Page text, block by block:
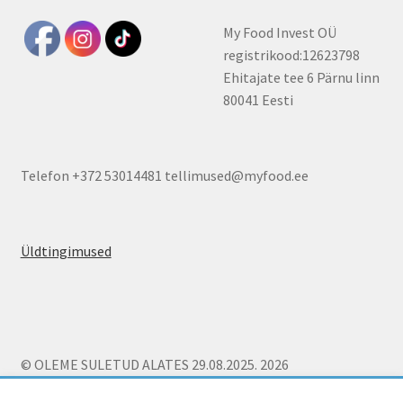
My Food Invest OÜ
registrikood:12623798
Ehitajate tee 6 Pärnu linn
80041 Eesti
Telefon +372 53014481 tellimused@myfood.ee
Üldtingimused
© OLEME SULETUD ALATES 29.08.2025. 2026